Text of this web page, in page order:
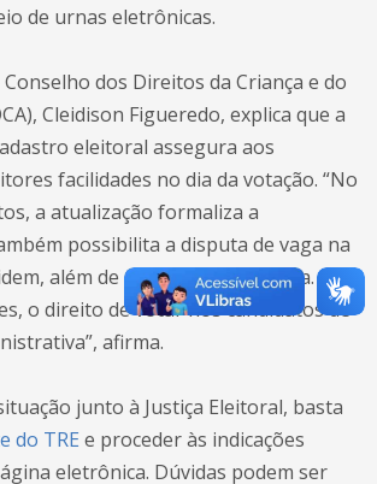
de urnas eletrônicas.
dos Direitos da Criança e do
Cleidison Figueredo, explica que a
eleitoral assegura aos
facilidades no dia da votação. “No
a atualização formaliza a
possibilita a disputa de vaga na
além de conseguir votar nela. No
o direito de votar nos candidatos de
afirma.
junto à Justiça Eleitoral, basta
do TRE e proceder às indicações
eletrônica. Dúvidas podem ser